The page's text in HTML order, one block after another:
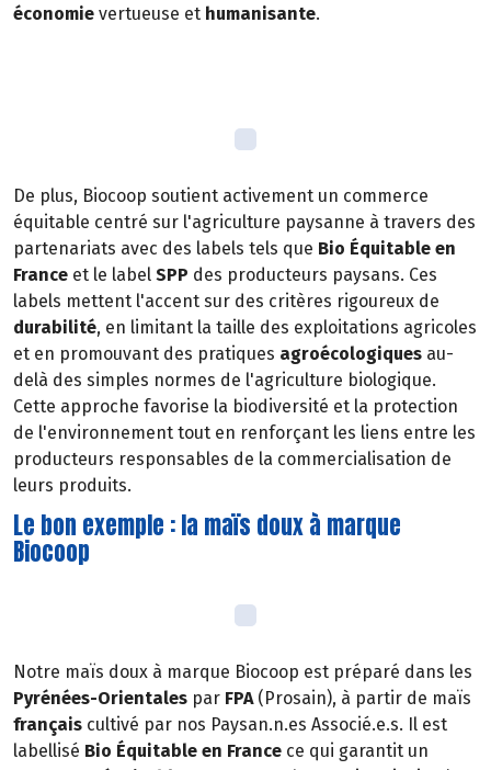
économie vertueuse et humanisante.
De plus, Biocoop soutient activement un commerce
équitable centré sur l'agriculture paysanne à travers des
partenariats avec des labels tels que Bio Équitable en
France et le label SPP des producteurs paysans. Ces
labels mettent l'accent sur des critères rigoureux de
durabilité, en limitant la taille des exploitations agricoles
et en promouvant des pratiques agroécologiques au-
delà des simples normes de l'agriculture biologique.
Cette approche favorise la biodiversité et la protection
de l'environnement tout en renforçant les liens entre les
producteurs responsables de la commercialisation de
leurs produits.
Le bon exemple : la maïs doux à marque
Biocoop
Notre maïs doux à marque Biocoop est préparé dans les
Pyrénées-Orientales par FPA(Prosain), à partir de maïs
français cultivé par nos Paysan.n.es Associé.e.s. Il est
labellisé Bio Équitable en France ce qui garantit un